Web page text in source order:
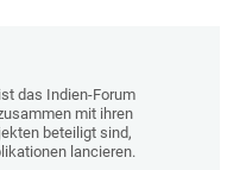
das Indien-Forum
mit ihren
beteiligt sind,
lancieren.